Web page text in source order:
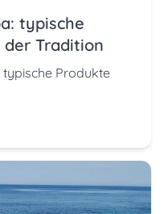
typische
der Tradition
typische Produkte